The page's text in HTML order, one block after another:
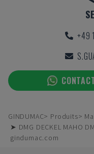
+49
GINDUMAC Produits
➤ DMG DECKEL MAHO
gindumac.com